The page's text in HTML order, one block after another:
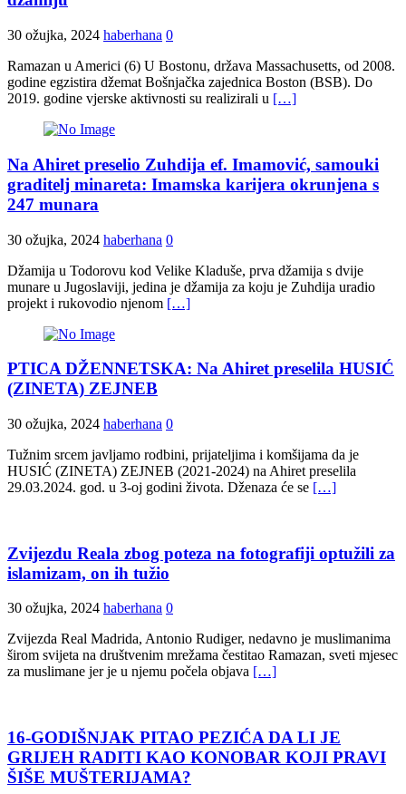
30 ožujka, 2024 haberhana 0
Ramazan u Americi (6) U Bostonu, država Massachusetts, od 2008.
godine egzistira džemat Bošnjačka zajednica Boston (BSB). Do
2019. godine vjerske aktivnosti su realizirali u […]
Na Ahiret preselio Zuhdija ef. Imamović, samouki
graditelj minareta: Imamska karijera okrunjena s
247 munara
30 ožujka, 2024 haberhana 0
Džamija u Todorovu kod Velike Kladuše, prva džamija s dvije
munare u Jugoslaviji, jedina je džamija za koju je Zuhdija uradio
projekt i rukovodio njenom […]
PTICA DŽENNETSKA: Na Ahiret preselila HUSIĆ
(ZINETA) ZEJNEB
30 ožujka, 2024 haberhana 0
Tužnim srcem javljamo rodbini, prijateljima i komšijama da je
HUSIĆ (ZINETA) ZEJNEB (2021-2024) na Ahiret preselila
29.03.2024. god. u 3-oj godini života. Dženaza će se […]
Zvijezdu Reala zbog poteza na fotografiji optužili za
islamizam, on ih tužio
30 ožujka, 2024 haberhana 0
Zvijezda Real Madrida, Antonio Rudiger, nedavno je muslimanima
širom svijeta na društvenim mrežama čestitao Ramazan, sveti mjesec
za muslimane jer je u njemu počela objava […]
16-GODIŠNJAK PITAO PEZIĆA DA LI JE
GRIJEH RADITI KAO KONOBAR KOJI PRAVI
ŠIŠE MUŠTERIJAMA?